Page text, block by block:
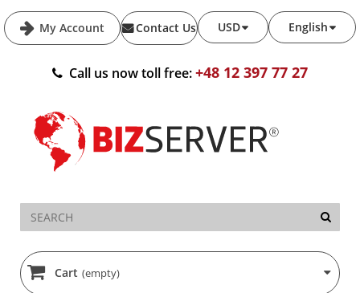
My Account English
USD
Contact Us
Call us now toll free:+48 12 397 77 27
Cart (empty)